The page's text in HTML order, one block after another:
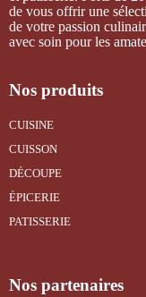
de vous offrir une
de votre passion
avec soin pour les
Nos produits
CUISINE
CUISSON
DÉCOUPE
ÉPICERIE
PATISSERIE
Nos partenaires